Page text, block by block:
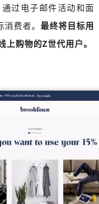
过电子邮件活动和面
费者。 最终将目标用
购物的Z世代用户。